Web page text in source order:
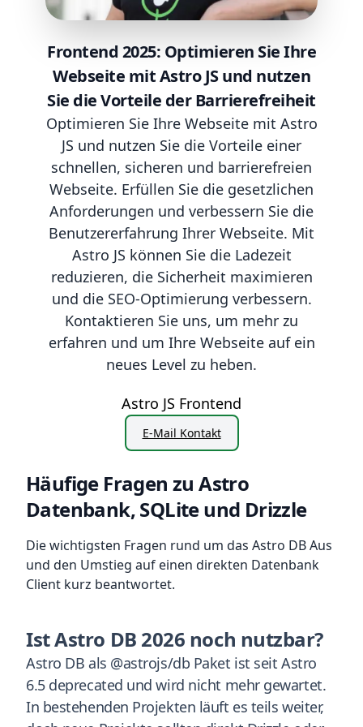
Frontend 2025: Optimieren Sie Ihre
Webseite mit Astro JS und nutzen
Sie die Vorteile der Barrierefreiheit
Optimieren Sie Ihre Webseite mit Astro
JS und nutzen Sie die Vorteile einer
schnellen, sicheren und barrierefreien
Webseite. Erfüllen Sie die gesetzlichen
Anforderungen und verbessern Sie die
Benutzererfahrung Ihrer Webseite. Mit
Astro JS können Sie die Ladezeit
reduzieren, die Sicherheit maximieren
und die SEO-Optimierung verbessern.
Kontaktieren Sie uns, um mehr zu
erfahren und um Ihre Webseite auf ein
neues Level zu heben.
Astro JS Frontend
E-Mail Kontakt
Häufige Fragen zu Astro
Datenbank, SQLite und Drizzle
Die wichtigsten Fragen rund um das Astro DB Aus
und den Umstieg auf einen direkten Datenbank
Client kurz beantwortet.
Ist Astro DB 2026 noch nutzbar?
Astro DB als @astrojs/db Paket ist seit Astro
6.5 deprecated und wird nicht mehr gewartet.
In bestehenden Projekten läuft es teils weiter,